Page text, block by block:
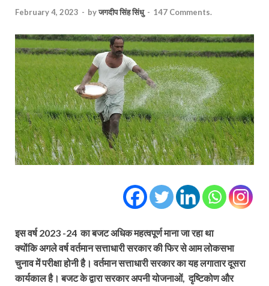
February 4, 2023 - byजगदीप सिंह सिंधु - 147 Comments.
इस वर्ष 2023 -24 का बजट अधिक महत्वपूर्ण माना जा रहा था
क्योंकि अगले वर्ष वर्तमान सत्ताधारी सरकार की फिर से आम लोकसभा
चुनाव में परीक्षा होनी है। वर्तमान सत्ताधारी सरकार का यह लगातार दूसरा
कार्यकाल है। बजट के द्वारा सरकार अपनी योजनाओं, दृष्टिकोण और